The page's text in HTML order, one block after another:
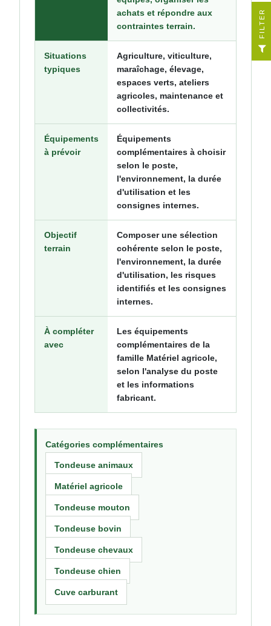
achats et répondre aux
contraintes terrain.
Situations
typiques
Agriculture, viticulture,
maraîchage, élevage,
espaces verts, ateliers
agricoles, maintenance et
collectivités.
Équipements
à prévoir
Équipements
complémentaires à choisir
selon le poste,
l'environnement, la durée
d'utilisation et les
consignes internes.
Objectif
terrain
Composer une sélection
cohérente selon le poste,
l'environnement, la durée
d'utilisation, les risques
identifiés et les consignes
internes.
À compléter
avec
Les équipements
complémentaires de la
famille Matériel agricole,
selon l'analyse du poste
et les informations
fabricant.
Catégories complémentaires
Tondeuse animaux
Matériel agricole
Tondeuse mouton
Tondeuse bovin
Tondeuse chevaux
Tondeuse chien
Cuve carburant
R